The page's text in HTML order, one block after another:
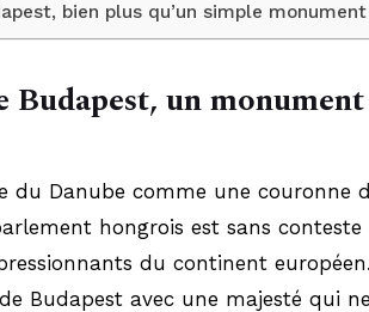
bien plus qu’un simple monument
Budapest, un
du Danube comme une couronne
hongrois est sans conteste
du continent
Budapest avec une majesté qui